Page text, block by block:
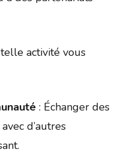
telle activité vous
: Échanger des
d’autres